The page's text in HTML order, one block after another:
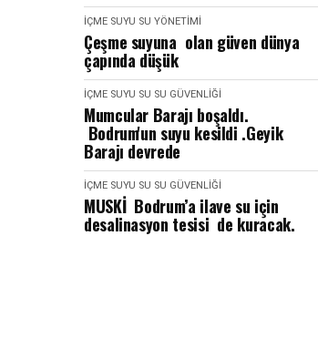
İÇME SUYU SU YÖNETIMI
Çeşme suyuna olan güven dünya
çapında düşük
İÇME SUYU SU SU GÜVENLIĞI
Mumcular Barajı boşaldı.
Bodrum'un suyu kesildi .Geyik
Barajı devrede
İÇME SUYU SU SU GÜVENLIĞI
MUSKİ Bodrum’a ilave su için
desalinasyon tesisi de kuracak.